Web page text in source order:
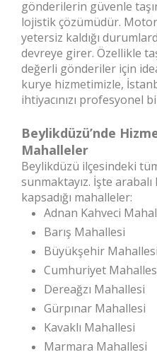
gönderilerin güvenle
lojistik çözümüdür.
yetersiz kaldığı
devreye girer. Özellikle
değerli gönderiler için
kurye hizmetimizle,
ihtiyacınızı profesyonel
Beylikdüzü’nde
Mahalleler
Beylikdüzü ilçesindeki
sunmaktayız. İşte
kapsadığı mahalleler:
Adnan Kahveci
Barış Mahallesi
Büyükşehir Mahallesi
Cumhuriyet
Dereağzı Mahallesi
Gürpınar Mahallesi
Kavaklı Mahallesi
Marmara Mahallesi